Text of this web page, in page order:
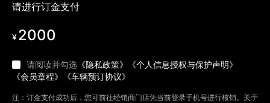
请进行订金支付
¥2000
请阅读并勾选 《隐私政策》
《个人信息授权与保护声明》
《会员章程》
《车辆预订协议》
注：订金支付成功后，您可前往经销商门店凭当前登录手机号进行核销。关于